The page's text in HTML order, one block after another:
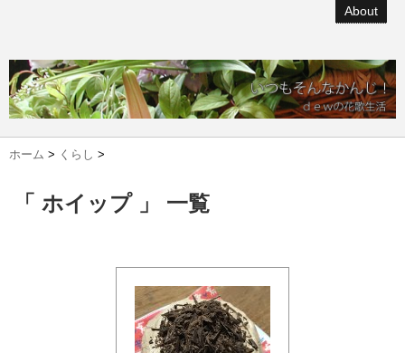
About
ホーム > くらし >
「 ホイップ 」 一覧